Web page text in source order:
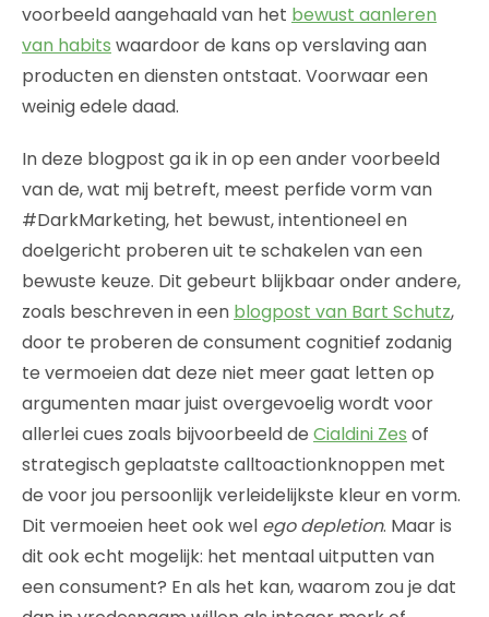
voorbeeld aangehaald van het bewust aanleren
van habits waardoor de kans op verslaving aan
producten en diensten ontstaat. Voorwaar een
weinig edele daad.
In deze blogpost ga ik in op een ander voorbeeld
van de, wat mij betreft, meest perfide vorm van
#DarkMarketing, het bewust, intentioneel en
doelgericht proberen uit te schakelen van een
bewuste keuze. Dit gebeurt blijkbaar onder andere,
zoals beschreven in een blogpost van Bart Schutz,
door te proberen de consument cognitief zodanig
te vermoeien dat deze niet meer gaat letten op
argumenten maar juist overgevoelig wordt voor
allerlei cues zoals bijvoorbeeld de Cialdini Zes of
strategisch geplaatste calltoactionknoppen met
de voor jou persoonlijk verleidelijkste kleur en vorm.
Dit vermoeien heet ook wel ego depletion. Maar is
dit ook echt mogelijk: het mentaal uitputten van
een consument? En als het kan, waarom zou je dat